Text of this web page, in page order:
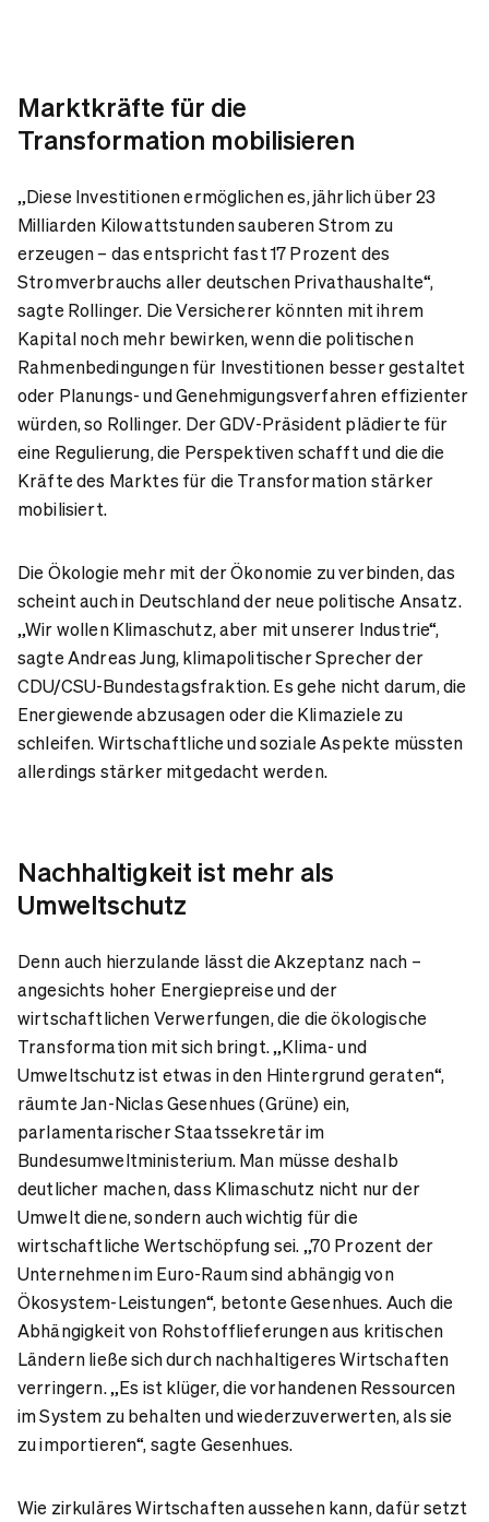
Marktkräfte für die
Transformation mobilisieren
„Diese Investitionen ermöglichen es, jährlich über 23
Milliarden Kilowattstunden sauberen Strom zu
erzeugen – das entspricht fast 17 Prozent des
Stromverbrauchs aller deutschen Privathaushalte“,
sagte Rollinger. Die Versicherer könnten mit ihrem
Kapital noch mehr bewirken, wenn die politischen
Rahmenbedingungen für Investitionen besser gestaltet
oder Planungs- und Genehmigungsverfahren effizienter
würden, so Rollinger. Der GDV-Präsident plädierte für
eine Regulierung, die Perspektiven schafft und die die
Kräfte des Marktes für die Transformation stärker
mobilisiert.
Die Ökologie mehr mit der Ökonomie zu verbinden, das
scheint auch in Deutschland der neue politische Ansatz.
„Wir wollen Klimaschutz, aber mit unserer Industrie“,
sagte Andreas Jung, klimapolitischer Sprecher der
CDU/CSU-Bundestagsfraktion. Es gehe nicht darum, die
Energiewende abzusagen oder die Klimaziele zu
schleifen. Wirtschaftliche und soziale Aspekte müssten
allerdings stärker mitgedacht werden.
Nachhaltigkeit ist mehr als
Umweltschutz
Denn auch hierzulande lässt die Akzeptanz nach –
angesichts hoher Energiepreise und der
wirtschaftlichen Verwerfungen, die die ökologische
Transformation mit sich bringt. „Klima- und
Umweltschutz ist etwas in den Hintergrund geraten“,
räumte Jan-Niclas Gesenhues (Grüne) ein,
parlamentarischer Staatssekretär im
Bundesumweltministerium. Man müsse deshalb
deutlicher machen, dass Klimaschutz nicht nur der
Umwelt diene, sondern auch wichtig für die
wirtschaftliche Wertschöpfung sei. „70 Prozent der
Unternehmen im Euro-Raum sind abhängig von
Ökosystem-Leistungen“, betonte Gesenhues. Auch die
Abhängigkeit von Rohstofflieferungen aus kritischen
Ländern ließe sich durch nachhaltigeres Wirtschaften
verringern. „Es ist klüger, die vorhandenen Ressourcen
im System zu behalten und wiederzuverwerten, als sie
zu importieren“, sagte Gesenhues.
Wie zirkuläres Wirtschaften aussehen kann, dafür setzt